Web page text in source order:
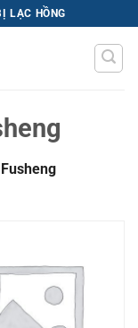
LẠC HỒNG